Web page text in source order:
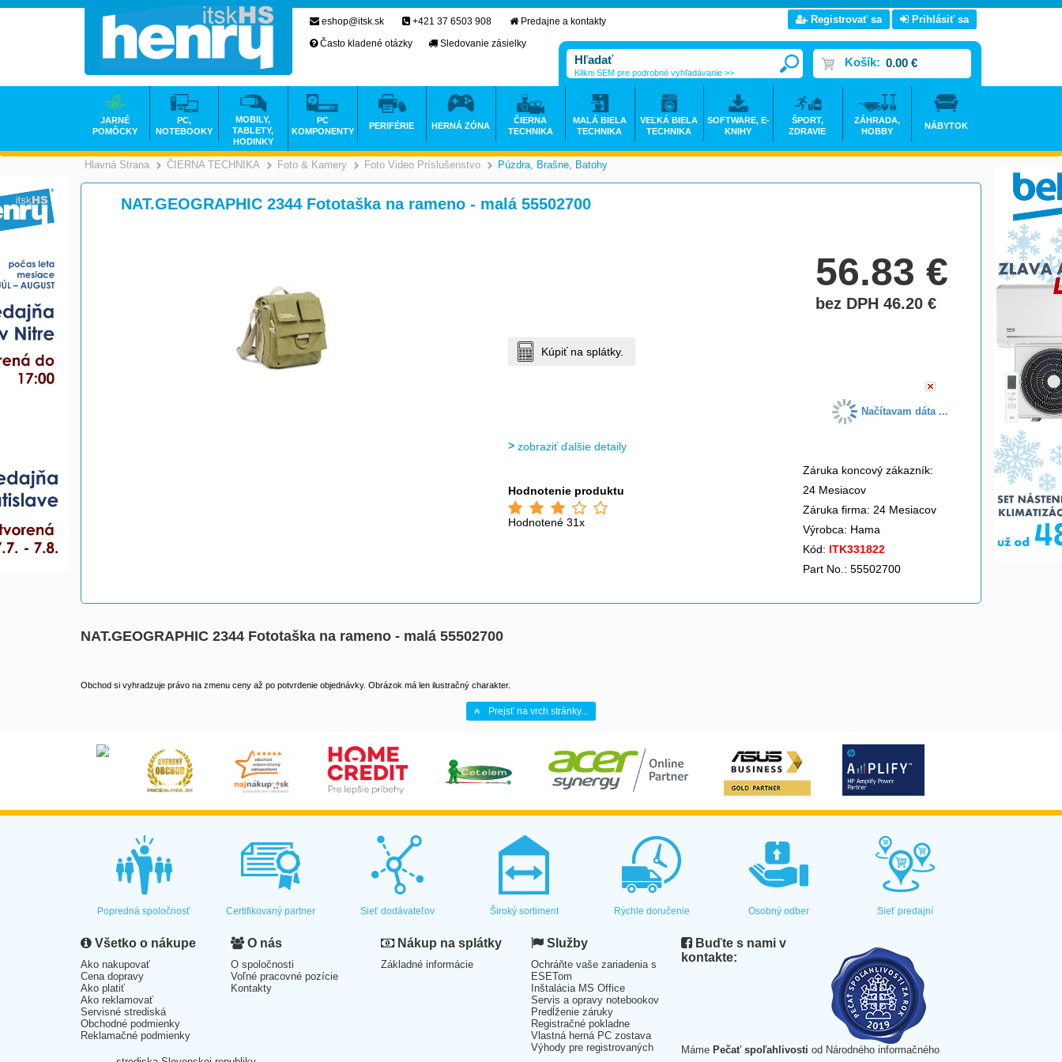
Hlavná Strana >
ČIERNA TECHNIKA >
Foto & Kamery >
Foto Video Príslušenstvo >
Púzdra, Brašne, Batohy
NAT.GEOGRAPHIC 2344 Fototaška na rameno - malá 55502700
56.83€
bez DPH 46.20€
Kúpiť na splátky.
Načítavam dáta ...
zobraziť ďalšie detaily
Hodnotenie produktu
Hodnotené 31x
Záruka koncový zákazník:
24 Mesiacov
Záruka firma: 24 Mesiacov
Výrobca: Hama
Kód: ITK331822
Part No.: 55502700
NAT.GEOGRAPHIC 2344 Fototaška na rameno - malá 55502700
Obchod si vyhradzuje právo na zmenu ceny až po potvrdenie objednávky. Obrázok má len ilustračný charakter.
Prejsť na vrch stránky...
eshop@itsk.sk +421 37 6503 908
Predajne a kontakty
Často kladené otázky
Sledovanie zásielky
Registrovať sa Prihlásiť sa
Košík: 0.00 €
Klikni SEM pre podrobné vyhľadávanie >>
JARNÉ
POMÔCKY
PC,
NOTEBOOKY
MOBILY,
TABLETY,
HODINKY
PC
KOMPONENTY
PERIFÉRIE HERNÁ ZÓNA
ČIERNA
TECHNIKA
MALÁ BIELA
TECHNIKA
VEĽKÁ BIELA
TECHNIKA
SOFTWARE, E-
KNIHY
ŠPORT,
ZDRAVIE
ZÁHRADA,
HOBBY
NÁBYTOK
Popredná spoločnosť Certifikovaný partner Sieť dodávateľov Široký sortiment Rýchle doručenie Osobný odber Sieť predajní
Všetko o nákupe
Ako nakupovať
Cena dopravy
Ako platiť
Ako reklamovať
Servisné strediská
Obchodné podmienky
Reklamačné podmienky
O nás
O spoločnosti
Voľné pracovné pozície
Kontakty
Nákup na splátky
Základné informácie
Služby
Ochráňte vaše zariadenia s
ESETom
Inštalácia MS Office
Servis a opravy notebookov
Predĺženie záruky
Registračné pokladne
Vlastná herná PC zostava
Výhody pre registrovaných
Buďte s nami v
kontakte:
Máme Pečať spoľahlivosti od Národného informačného